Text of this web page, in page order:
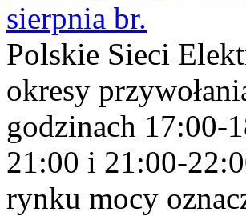
sierpnia br.
Polskie Sieci
okresy
godzinach 17:00-
21:00 i 21:00-
rynku mocy